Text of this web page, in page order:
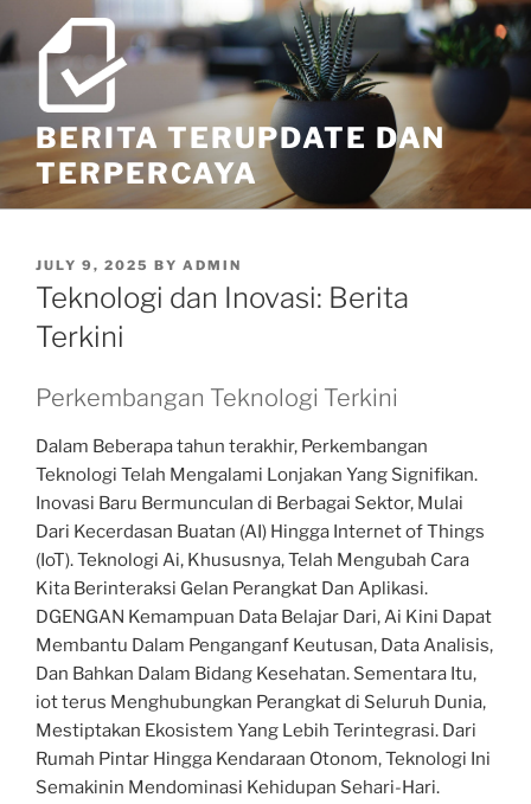
to
content
BERITA TERUPDATE DAN
TERPERCAYA
POSTED
ON
JULY 9, 2025 BY ADMIN
Teknologi dan Inovasi: Berita
Terkini
Perkembangan Teknologi Terkini
Dalam Beberapa tahun terakhir, Perkembangan
Teknologi Telah Mengalami Lonjakan Yang Signifikan.
Inovasi Baru Bermunculan di Berbagai Sektor, Mulai
Dari Kecerdasan Buatan (AI) Hingga Internet of Things
(IoT). Teknologi Ai, Khususnya, Telah Mengubah Cara
Kita Berinteraksi Gelan Perangkat Dan Aplikasi.
DGENGAN Kemampuan Data Belajar Dari, Ai Kini Dapat
Membantu Dalam Penganganf Keutusan, Data Analisis,
Dan Bahkan Dalam Bidang Kesehatan. Sementara Itu,
iot terus Menghubungkan Perangkat di Seluruh Dunia,
Mestiptakan Ekosistem Yang Lebih Terintegrasi. Dari
Rumah Pintar Hingga Kendaraan Otonom, Teknologi Ini
Semakinin Mendominasi Kehidupan Sehari-Hari.